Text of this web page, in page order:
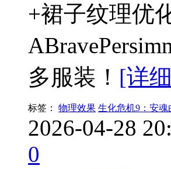
+裙子纹理优
多服装！ [详
标签： 物理效果 生化危机9：安魂
2026-04-28
0